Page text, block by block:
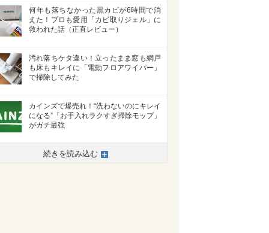
何年も落ちなかった黒カビが6時間で消
えた！プロも愛用「カビ取りジェル」に
救われた話（正直レビュー）
汚れ落ちケタ違い！立ったまま窓も網戸
も床もキレイに「電動フロアワイパー」
で掃除してみた
カインズで爆売れ！“洗わないのにキレイ
になる”「お手入れラクすぎ掃除モップ」
がガチ最強
続きを読み込む